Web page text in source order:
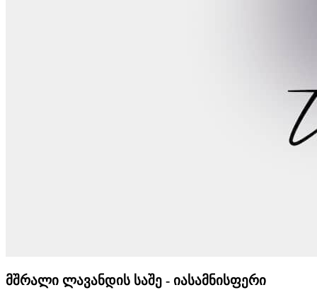
მშრალი ლავანდის საშე - იასამნისფერი